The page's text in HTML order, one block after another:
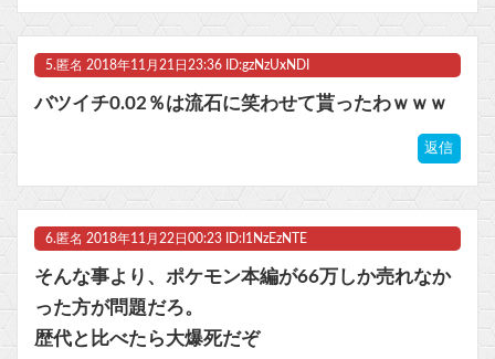
5. 匿名 2018年11月21日23:36 ID:gzNzUxNDI
バツイチ0.02％は流石に笑わせて貰ったわｗｗｗ
返信
6. 匿名 2018年11月22日00:23 ID:I1NzEzNTE
そんな事より、ポケモン本編が66万しか売れなか
った方が問題だろ。
歴代と比べたら大爆死だぞ